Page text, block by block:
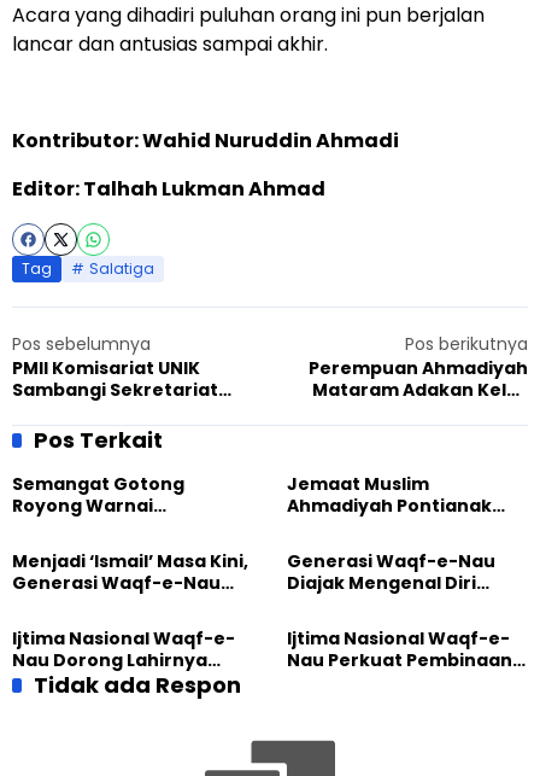
Acara yang dihadiri puluhan orang ini pun berjalan
lancar dan antusias sampai akhir.
Kontributor: Wahid Nuruddin Ahmadi
Editor: Talhah Lukman Ahmad
Tag Salatiga
Pos sebelumnya
PMII Komisariat UNIK
Sambangi Sekretariat
Siap Kolaborasi
Pos berikutnya
Perempuan Ahmadiyah
Mataram Adakan Kelas
Fokus kepada Al-Quran
Pos Terkait
Semangat Gotong
Royong Warnai
Masjid di Jemaat
Ahmadiyah Sukapura
Jemaat Muslim
Ahmadiyah Pontianak
Perkuat Kolaborasi Sosial
Menjadi ‘Ismail’ Masa Kini,
Generasi Waqf-e-Nau
Pengabdian
Generasi Waqf-e-Nau
Diajak Mengenal Diri
Dunia
Ijtima Nasional Waqf-e-
Nau Dorong Lahirnya
Generasi Pengkhidmat
Ijtima Nasional Waqf-e-
Nau Perkuat Pembinaan
Tidak ada Respon